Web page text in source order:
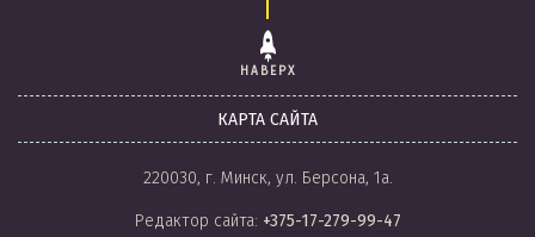
НАВЕРХ
КАРТА САЙТА
220030, г. Минск, ул. Берсона, 1а.
Редактор сайта: +375-17-279-99-47